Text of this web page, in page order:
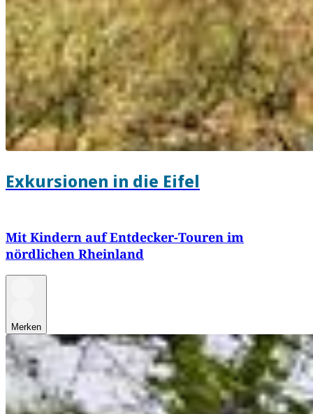
Exkursionen in die Eifel
Mit Kindern auf Entdecker-Touren im
nördlichen Rheinland
Merken